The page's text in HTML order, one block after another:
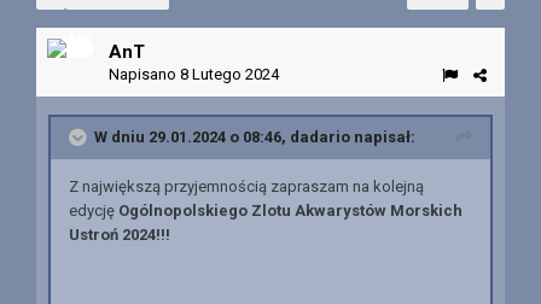
AnT
Napisano 8 Lutego 2024
W dniu 29.01.2024 o 08:46, dadario napisał:
Z największą przyjemnością zapraszam na kolejną
edycję Ogólnopolskiego Zlotu Akwarystów Morskich
Ustroń 2024!!!